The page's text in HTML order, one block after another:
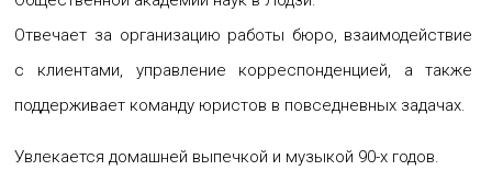
Отвечает за организацию работы бюро, взаимодействие
с клиентами, управление корреспонденцией, а также
поддерживает команду юристов в повседневных задачах.
Увлекается домашней выпечкой и музыкой 90-х годов.